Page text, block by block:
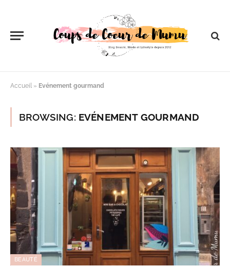
Accueil » Evénement gourmand
BROWSING: EVÉNEMENT GOURMAND
BEAUTÉ